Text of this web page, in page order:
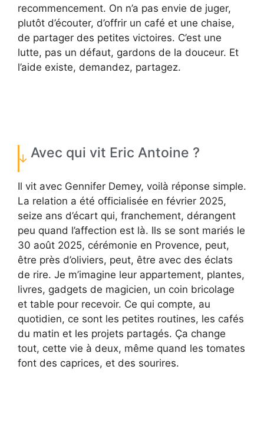
recommencement. On n’a pas envie de juger,
plutôt d’écouter, d’offrir un café et une chaise,
de partager des petites victoires. C’est une
lutte, pas un défaut, gardons de la douceur. Et
l’aide existe, demandez, partagez.
Avec qui vit Eric Antoine ?
Il vit avec Gennifer Demey, voilà réponse simple.
La relation a été officialisée en février 2025,
seize ans d’écart qui, franchement, dérangent
peu quand l’affection est là. Ils se sont mariés le
30 août 2025, cérémonie en Provence, peut,
être près d’oliviers, peut, être avec des éclats
de rire. Je m’imagine leur appartement, plantes,
livres, gadgets de magicien, un coin bricolage
et table pour recevoir. Ce qui compte, au
quotidien, ce sont les petites routines, les cafés
du matin et les projets partagés. Ça change
tout, cette vie à deux, même quand les tomates
font des caprices, et des sourires.